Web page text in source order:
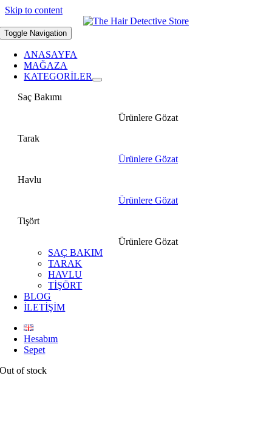
Skip to content
Toggle Navigation
ANASAYFA
MAĞAZA
KATEGORİLER
Saç Bakımı
Ürünlere Gözat
Tarak
Ürünlere Gözat
Havlu
Ürünlere Gözat
Tişört
Ürünlere Gözat
SAÇ BAKIM
TARAK
HAVLU
TİŞÖRT
BLOG
İLETİŞİM
Hesabım
Sepet
Out of stock